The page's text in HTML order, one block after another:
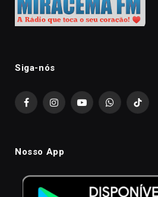
Siga-nós
FacebookInstagramYouTubeWhatsAppTikTok
Nosso App